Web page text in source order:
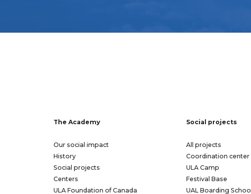
The Academy
Our social impact
History
Social projects
Centers
ULA Foundation of Canada
Social projects
All projects
Coordination center
ULA Camp
Festival Base
UAL Boarding School